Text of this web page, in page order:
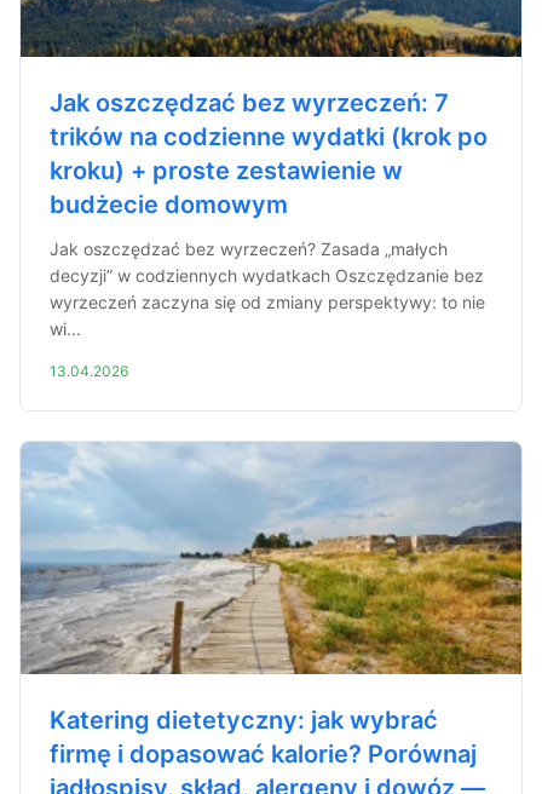
Jak oszczędzać bez wyrzeczeń: 7
trików na codzienne wydatki (krok po
kroku) + proste zestawienie w
budżecie domowym
Jak oszczędzać bez wyrzeczeń? Zasada „małych
decyzji” w codziennych wydatkach Oszczędzanie bez
wyrzeczeń zaczyna się od zmiany perspektywy: to nie
wi...
13.04.2026
Katering dietetyczny: jak wybrać
firmę i dopasować kalorie? Porównaj
jadłospisy, skład, alergeny i dowóz —